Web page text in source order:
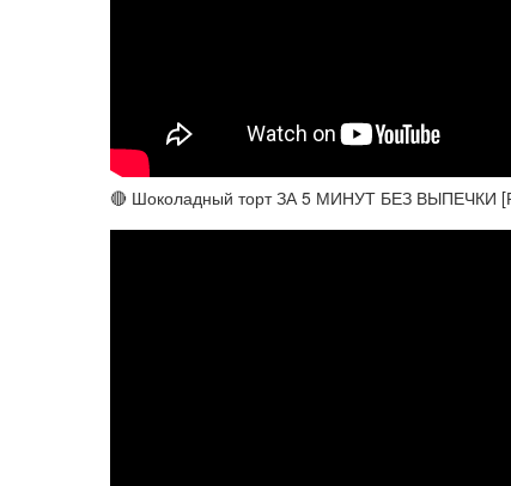
🔴 Шоколадный торт ЗА 5 МИНУТ БЕЗ